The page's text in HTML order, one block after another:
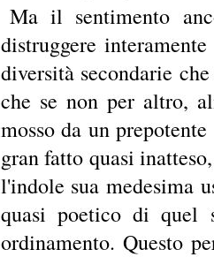
Ma il sentimento
distruggere
diversità secondarie
che se non per altro,
mosso da un
gran fatto quasi
l'indole sua medesima
quasi poetico di quel
ordinamento. Questo